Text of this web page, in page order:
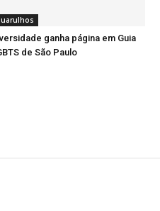
ganha página em Guia
de São Paulo